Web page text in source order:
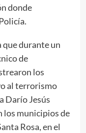
donde
durante un
de
los
al terrorismo
Darío Jesús
los municipios de
Rosa, en el